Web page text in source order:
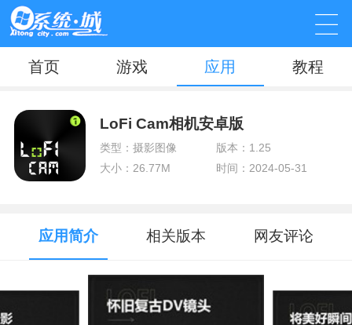
首页 游戏 应用 教程
LoFi Cam相机安卓版
类型：摄影图像
版本：1.25
大小：26.77M
时间：2024-05-31
应用简介 相关版本 网友评论